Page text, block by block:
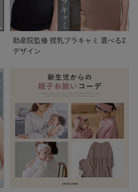
助産院監修 授乳ブラキャミ 選べる2
デザイン